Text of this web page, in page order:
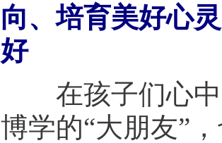
向、培育美好心
好
在孩子们心中
博学的“大朋友”